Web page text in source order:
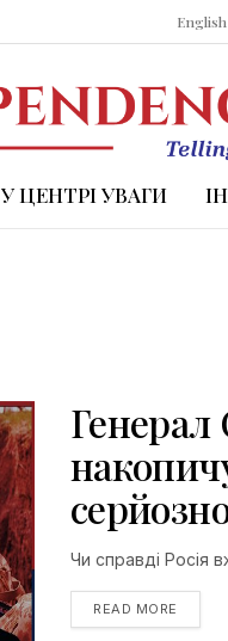
English
У ЦЕНТРІ УВАГИ
Чи справді Росія
READ MORE